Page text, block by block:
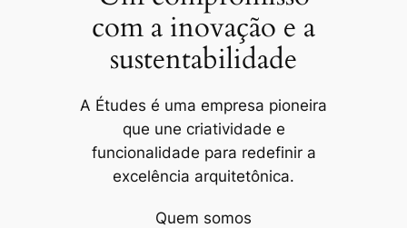
com a inovação e a
sustentabilidade
A Études é uma empresa pioneira
que une criatividade e
funcionalidade para redefinir a
excelência arquitetônica.
Quem somos